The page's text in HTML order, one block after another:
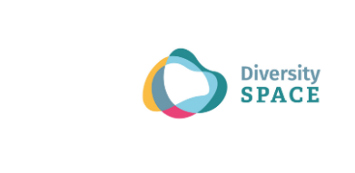
Navigation
springen
Inhalt
springen